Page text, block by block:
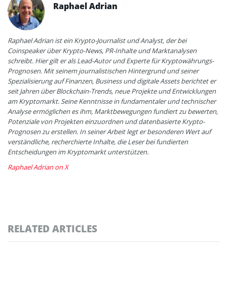
Raphael Adrian
Raphael Adrian ist ein Krypto-Journalist und Analyst, der bei
Coinspeaker über Krypto-News, PR-Inhalte und Marktanalysen
schreibt. Hier gilt er als Lead-Autor und Experte für Kryptowährungs-
Prognosen. Mit seinem journalistischen Hintergrund und seiner
Spezialisierung auf Finanzen, Business und digitale Assets berichtet er
seit Jahren über Blockchain-Trends, neue Projekte und Entwicklungen
am Kryptomarkt. Seine Kenntnisse in fundamentaler und technischer
Analyse ermöglichen es ihm, Marktbewegungen fundiert zu bewerten,
Potenziale von Projekten einzuordnen und datenbasierte Krypto-
Prognosen zu erstellen. In seiner Arbeit legt er besonderen Wert auf
verständliche, recherchierte Inhalte, die Leser bei fundierten
Entscheidungen im Kryptomarkt unterstützen.
Raphael Adrian on X
RELATED ARTICLES